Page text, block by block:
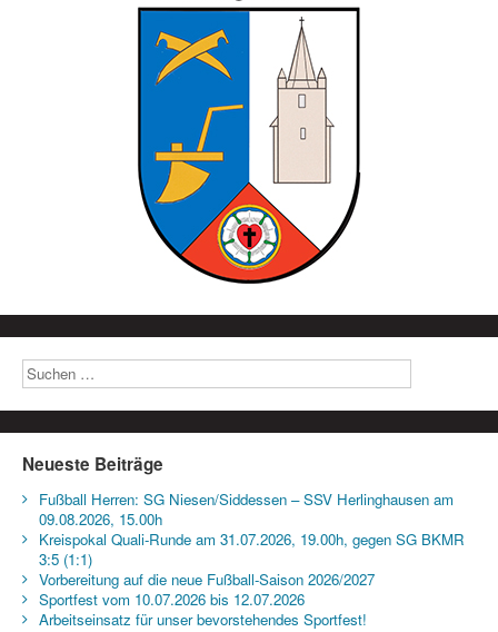
Neueste Beiträge
Fußball Herren: SG Niesen/Siddessen – SSV Herlinghausen am
09.08.2026, 15.00h
Kreispokal Quali-Runde am 31.07.2026, 19.00h, gegen SG BKMR
3:5 (1:1)
Vorbereitung auf die neue Fußball-Saison 2026/2027
Sportfest vom 10.07.2026 bis 12.07.2026
Arbeitseinsatz für unser bevorstehendes Sportfest!